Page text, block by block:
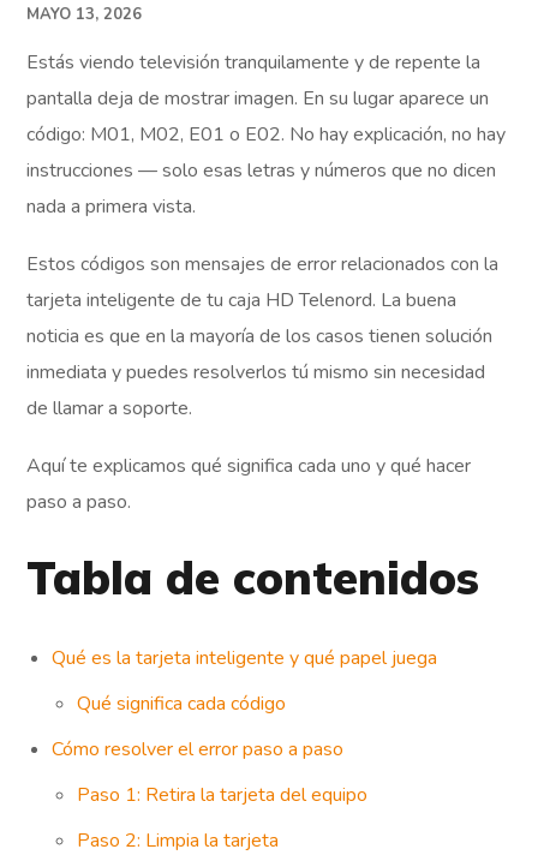
MAYO 13, 2026
Estás viendo televisión tranquilamente y de repente la
pantalla deja de mostrar imagen. En su lugar aparece un
código: M01, M02, E01 o E02. No hay explicación, no hay
instrucciones — solo esas letras y números que no dicen
nada a primera vista.
Estos códigos son mensajes de error relacionados con la
tarjeta inteligente de tu caja HD Telenord. La buena
noticia es que en la mayoría de los casos tienen solución
inmediata y puedes resolverlos tú mismo sin necesidad
de llamar a soporte.
Aquí te explicamos qué significa cada uno y qué hacer
paso a paso.
Tabla de contenidos
Qué es la tarjeta inteligente y qué papel juega
Qué significa cada código
Cómo resolver el error paso a paso
Paso 1: Retira la tarjeta del equipo
Paso 2: Limpia la tarjeta